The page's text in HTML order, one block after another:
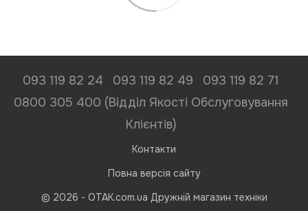
093 119 82 24 093 119 82 49
093 119 82 71
0800 305 400 (Відділ Якості Обслуговування
Клієнтів)
Контакти
Повна версія сайту
© 2026 - ОТАК.com.ua Дружній магазин техніки